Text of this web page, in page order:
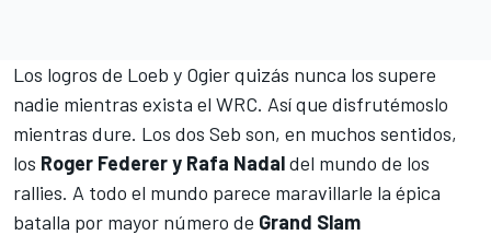
Los logros de Loeb y Ogier quizás nunca los supere
nadie mientras exista el WRC. Así que disfrutémoslo
mientras dure. Los dos Seb son, en muchos sentidos,
los Roger Federer y Rafa Nadaldel mundo de los
rallies. A todo el mundo parece maravillarle la épica
batalla por mayor número de Grand Slam